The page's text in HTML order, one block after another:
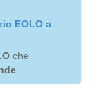
EOLO a
che